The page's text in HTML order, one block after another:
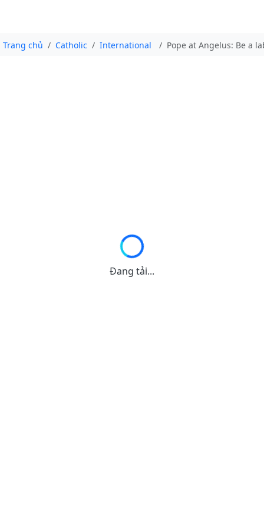
Trang chủ Catholic International Pope at Angelus: Be a
Đang tải...